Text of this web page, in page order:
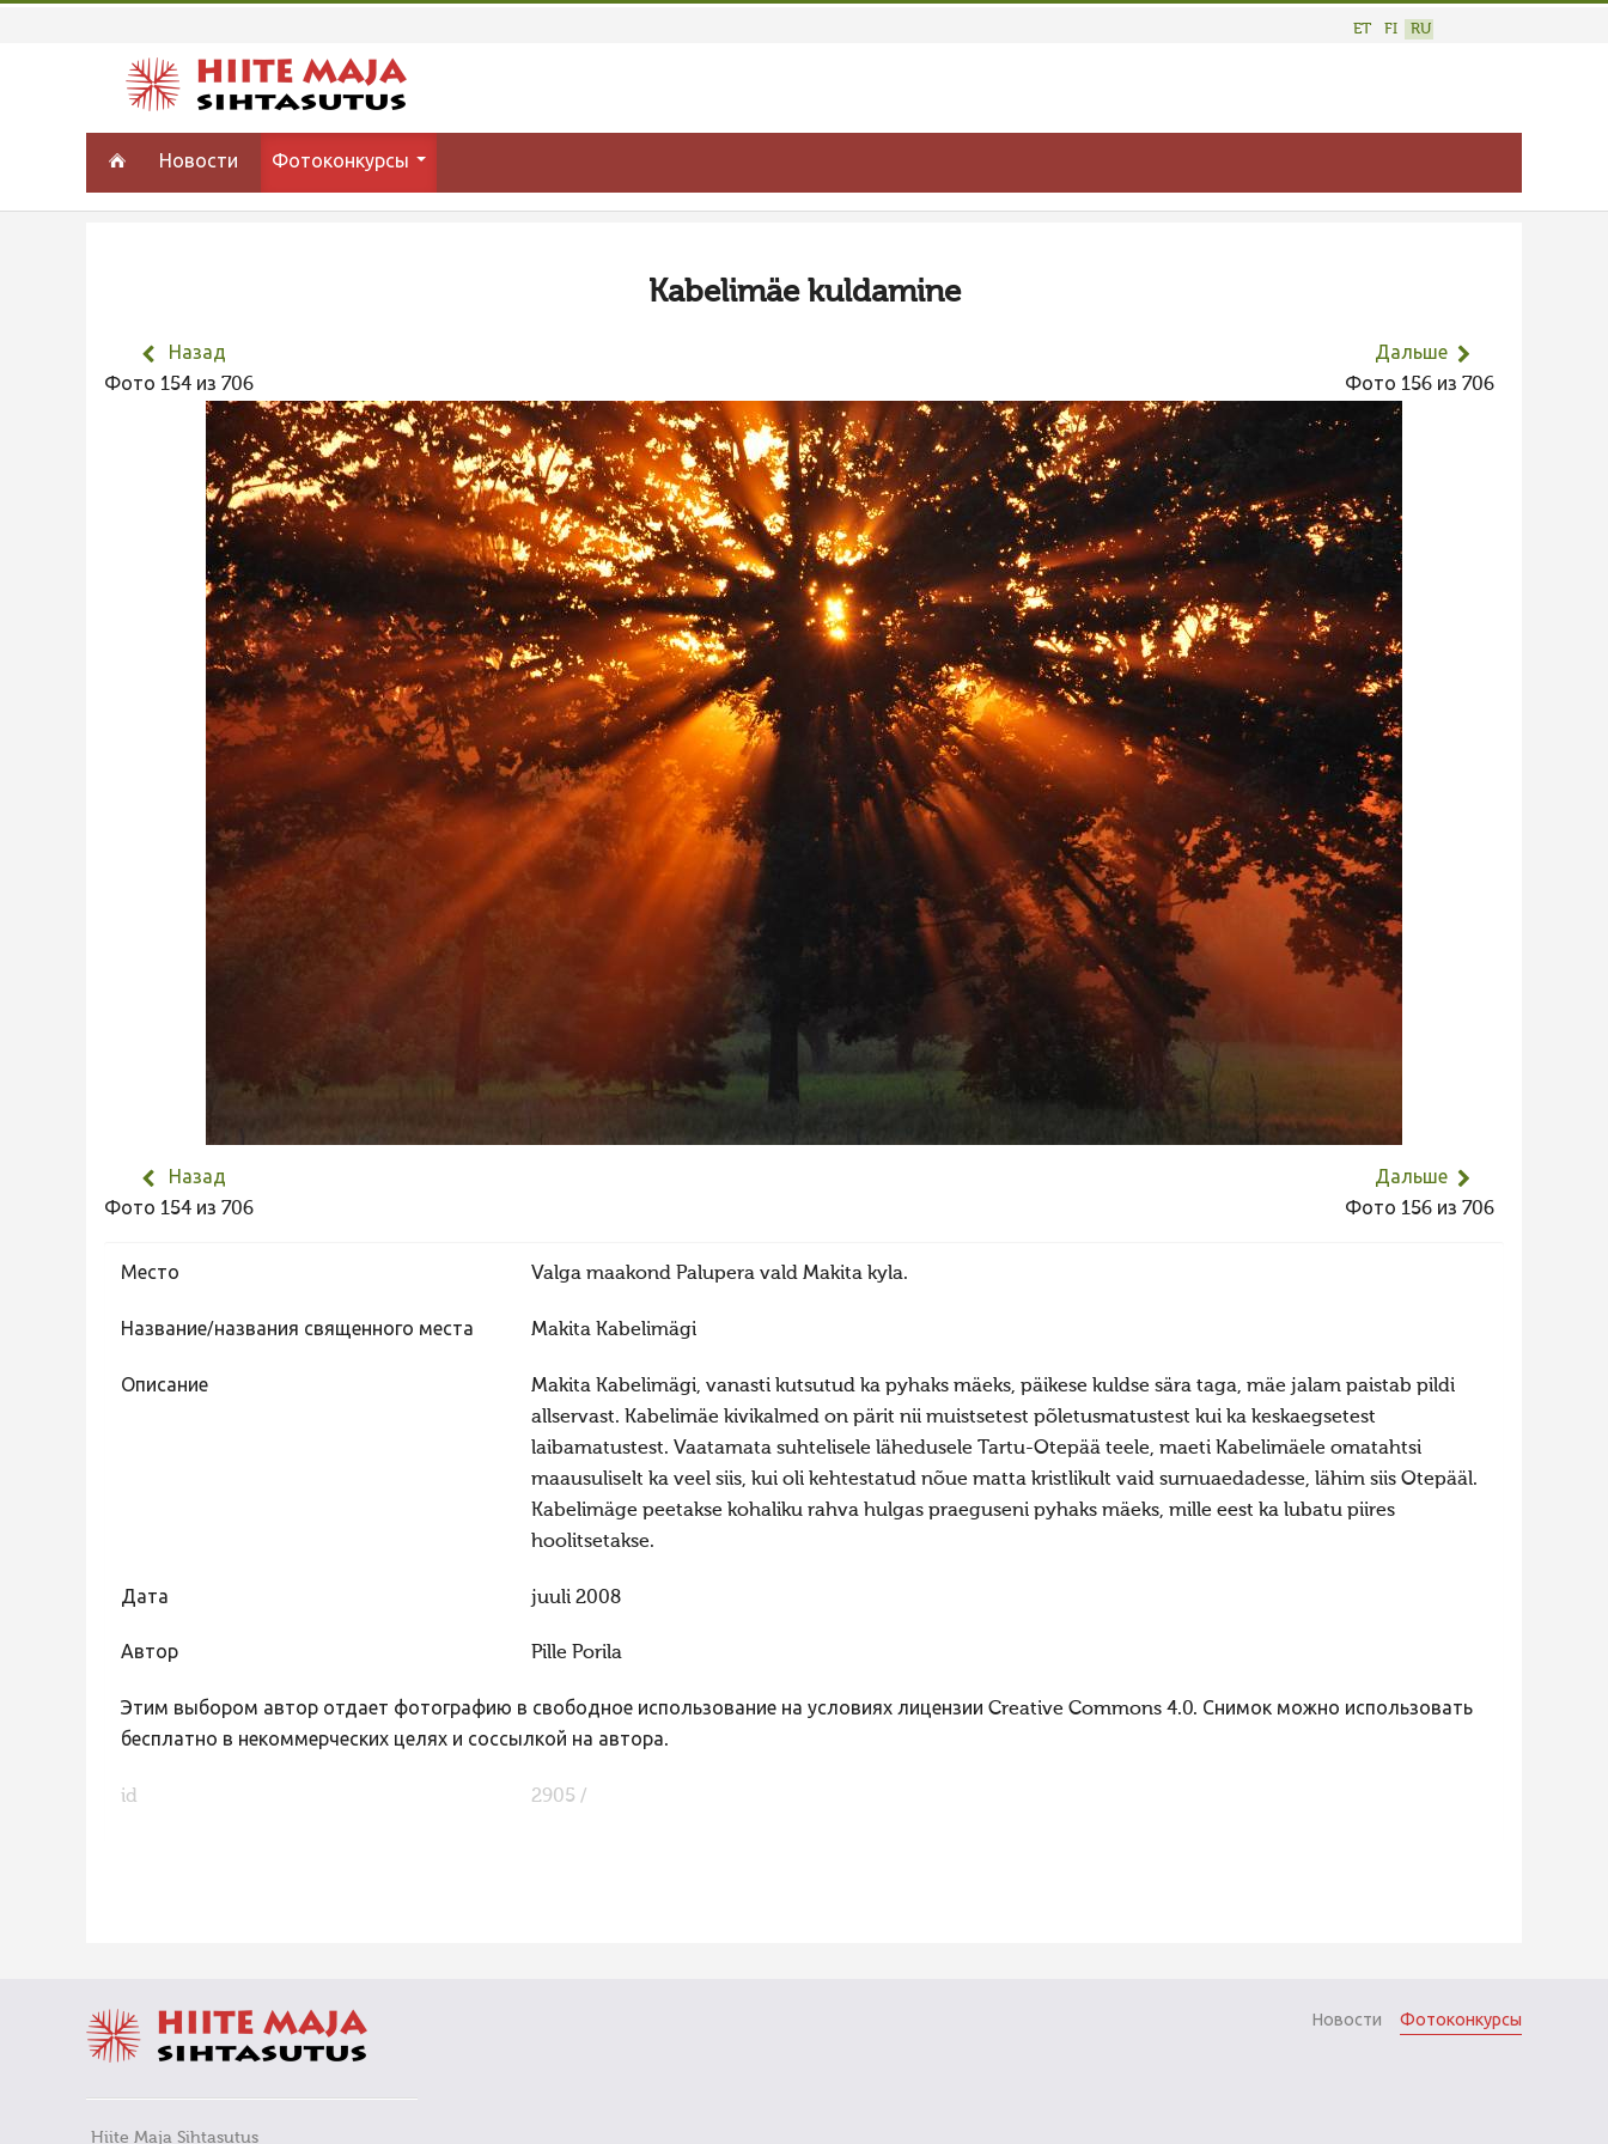
ET FI RU
Новости Фотоконкурсы
Kabelimäe kuldamine
Назад
Фото 154 из 706
Дальше
Фото 156 из 706
Назад
Фото 154 из 706
Дальше
Фото 156 из 706
Место Valga maakond Palupera vald Makita kyla.
Название/названия священного места Makita Kabelimägi
Описание
Makita Kabelimägi, vanasti kutsutud ka pyhaks mäeks, päikese kuldse sära taga, mäe jalam paistab pildi
allservast. Kabelimäe kivikalmed on pärit nii muistsetest põletusmatustest kui ka keskaegsetest
laibamatustest. Vaatamata suhtelisele lähedusele Tartu-Otepää teele, maeti Kabelimäele omatahtsi
maausuliselt ka veel siis, kui oli kehtestatud nõue matta kristlikult vaid surnuaedadesse, lähim siis Otepääl.
Kabelimäge peetakse kohaliku rahva hulgas praeguseni pyhaks mäeks, mille eest ka lubatu piires
hoolitsetakse.
Дата juuli 2008
Автор Pille Porila
Этим выбором автор отдает фотографию в свободное использование на условиях лицензии Creative Commons 4.0. Снимок можно использовать
бесплатно в некоммерческих целях и соссылкой на автора.
id 2905 /
Hiite Maja Sihtasutus
Новости Фотоконкурсы